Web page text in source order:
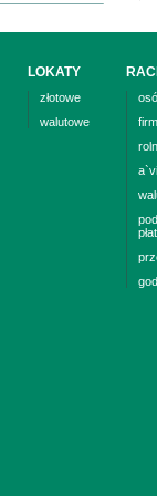
LOKATY
złotowe
walutowe